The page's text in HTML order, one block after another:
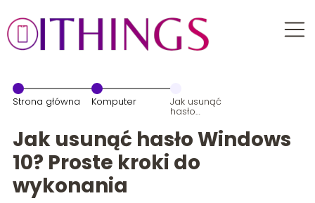
Strona główna Komputer Jak usunąć
hasło
Proste kroki do
wykonania
Jak usunąć hasło Windows
10? Proste kroki do
wykonania